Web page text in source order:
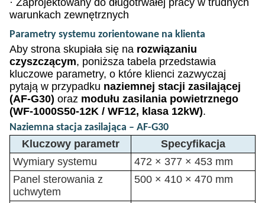
· Zaprojektowany do długotrwałej pracy w trudnych
warunkach zewnętrznych
Parametry systemu zorientowane na klienta
Aby strona skupiała się na rozwiązaniu
czyszczącym, poniższa tabela przedstawia
kluczowe parametry, o które klienci zazwyczaj
pytają w przypadku naziemnej stacji zasilającej
(AF-G30) oraz modułu zasilania powietrznego
(WF-1000S50-12K / WF12, klasa 12kW).
Naziemna stacja zasilająca – AF-G30
Kluczowy parametr
Specyfikacja
Wymiary systemu
472 × 377 × 453 mm
Panel sterowania z
uchwytem
500 × 410 × 470 mm